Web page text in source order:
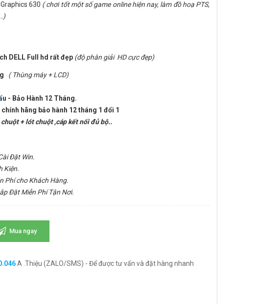
630 ( chơi tốt một số game online hiện nay, làm đồ hoạ PTS,
DELL Full hd rất đẹp (độ phân giải HD cực đẹp)
( Thùng máy + LCD)
- Bảo Hành 12 Tháng.
hãng bảo hành 12 tháng 1 đổi 1
chuột + lót chuột ,cáp kết nối đủ bộ..
Đặt Win.
Kiện.
Phí cho Khách Hàng.
Đặt Miễn Phí Tận Nơi.
Mua ngay
A .Thiệu (ZALO/SMS) - Để được tư vấn và đặt hàng nhanh